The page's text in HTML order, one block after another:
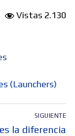
Vistas 2.130
(Launchers)
SIGUIENTE
la diferencia